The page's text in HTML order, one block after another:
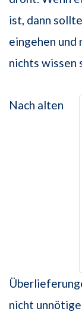
ist, dann
eingehen und
nichts wissen
Nach alten
nicht